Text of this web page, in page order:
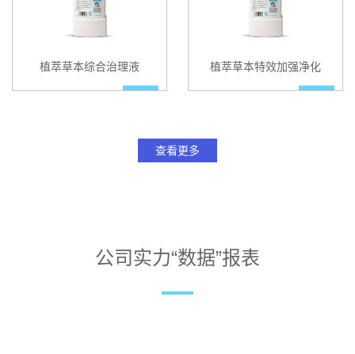
植萃草本综合治理液 植萃草本特效加强净化
查看更多
公司实力“数据”报表